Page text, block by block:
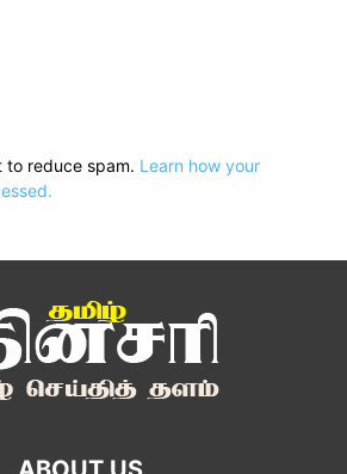
to reduce spam. Learn how your